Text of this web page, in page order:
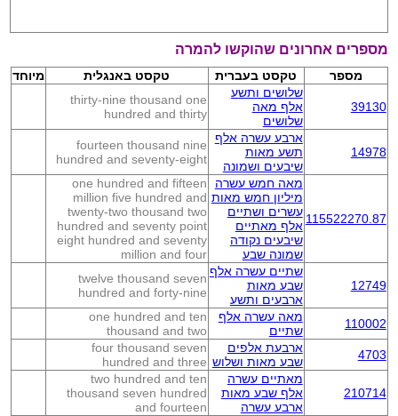
מספרים אחרונים שהוקשו להמרה
מספר טקסט בעברית טקסט באנגלית מיוחד
39130
שלושים ותשע
אלף מאה
שלושים
thirty-nine thousand one
hundred and thirty
14978
ארבע עשרה אלף
תשע מאות
שיבעים ושמונה
fourteen thousand nine
hundred and seventy-eight
115522270.87
מאה חמש עשרה
מיליון חמש מאות
עשרים ושתיים
אלף מאתיים
שיבעים נקודה
שמונה שבע
one hundred and fifteen
million five hundred and
twenty-two thousand two
hundred and seventy point
eight hundred and seventy
million and four
12749
שתיים עשרה אלף
שבע מאות
ארבעים ותשע
twelve thousand seven
hundred and forty-nine
110002
מאה עשרה אלף
שתיים
one hundred and ten
thousand and two
4703
ארבעת אלפים
שבע מאות ושלוש
four thousand seven
hundred and three
210714
מאתיים עשרה
אלף שבע מאות
ארבע עשרה
two hundred and ten
thousand seven hundred
and fourteen